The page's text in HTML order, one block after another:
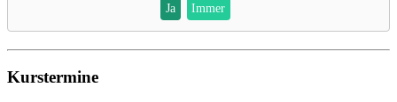
Ja Immer
Kurstermine